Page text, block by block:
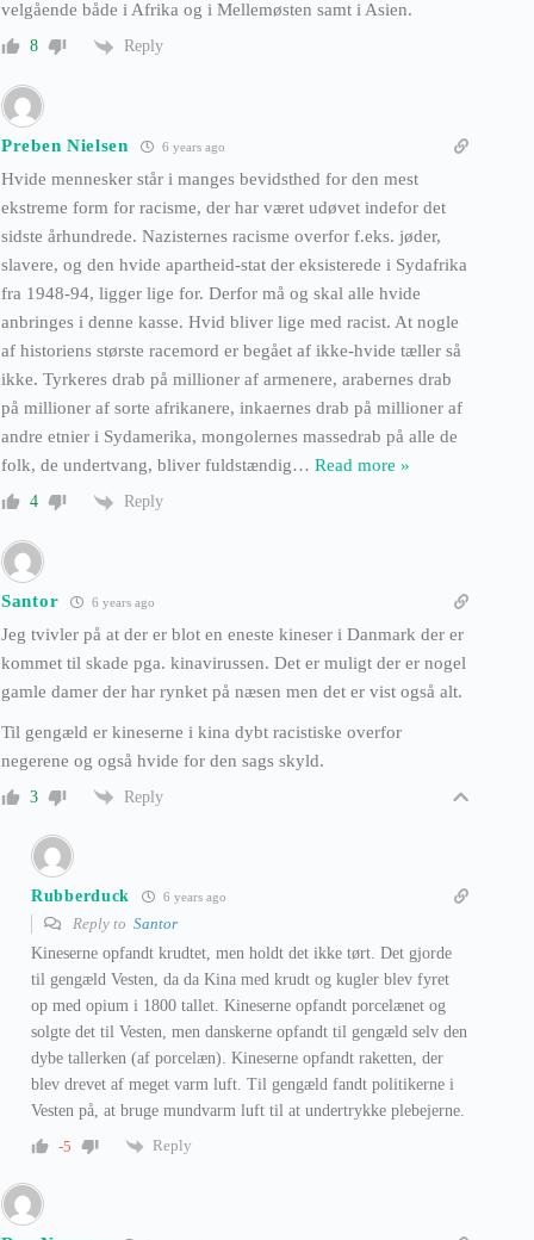
velgående både i Afrika og i Mellemøsten samt i Asien.
8 Reply
Preben Nielsen 6 years ago
Hvide mennesker står i manges bevidsthed for den mest
ekstreme form for racisme, der har været udøvet indefor det
sidste århundrede. Nazisternes racisme overfor f.eks. jøder,
slavere, og den hvide apartheid-stat der eksisterede i Sydafrika
fra 1948-94, ligger lige for. Derfor må og skal alle hvide
anbringes i denne kasse. Hvid bliver lige med racist. At nogle
af historiens største racemord er begået af ikke-hvide tæller så
ikke. Tyrkeres drab på millioner af armenere, arabernes drab
på millioner af sorte afrikanere, inkaernes drab på millioner af
andre etnier i Sydamerika, mongolernes massedrab på alle de
folk, de undertvang, bliver fuldstændig… Read more »
4 Reply
Santor 6 years ago
Jeg tvivler på at der er blot en eneste kineser i Danmark der er
kommet til skade pga. kinavirussen. Det er muligt der er nogel
gamle damer der har rynket på næsen men det er vist også alt.
Til gengæld er kineserne i kina dybt racistiske overfor
negerene og også hvide for den sags skyld.
3 Reply
Rubberduck 6 years ago
Reply to Santor
Kineserne opfandt krudtet, men holdt det ikke tørt. Det gjorde
til gengæld Vesten, da da Kina med krudt og kugler blev fyret
op med opium i 1800 tallet. Kineserne opfandt porcelænet og
solgte det til Vesten, men danskerne opfandt til gengæld selv den
dybe tallerken (af porcelæn). Kineserne opfandt raketten, der
blev drevet af meget varm luft. Til gengæld fandt politikerne i
Vesten på, at bruge mundvarm luft til at undertrykke plebejerne.
-5
Reply